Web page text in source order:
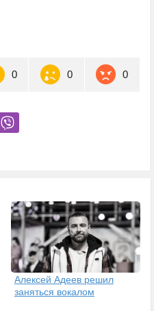
0 0 0
Алексей Адеев решил
заняться вокалом